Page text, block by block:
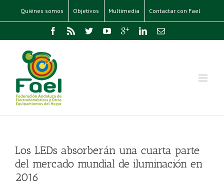
Quiénes somos Objetivos Multimedia Contactar con Fael
Los LEDs absorberán una cuarta parte
del mercado mundial de iluminación en
2016